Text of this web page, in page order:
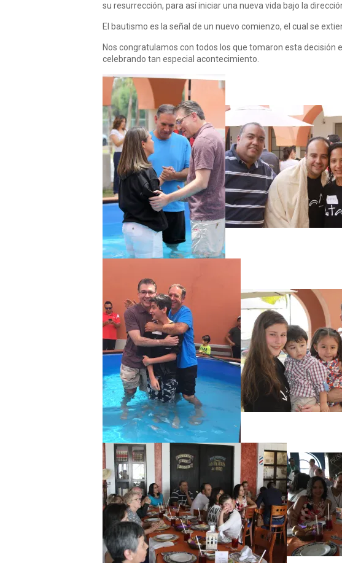
su resurrección, para así iniciar una nueva vida bajo la
El bautismo es la señal de un nuevo comienzo, el cual se
Nos congratulamos con todos los que tomaron esta
celebrando tan especial acontecimiento.